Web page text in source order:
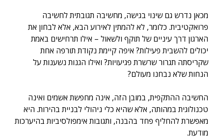
מכאן נדרש גם שינוי בגישה, מחשיבה תגובתית לחשיבה
פרואקטיבית. כלומר, לא להמתין לאירוע הבא, אלא לבחון את
הארגון דרך עיניים של תוקף ולשאול – אילו תרחישים באמת
יכולים להשבית פעילות? איפה קיימת נקודת תורפה אחת
שקריסתה תגרור שרשרת פגיעויות? ואילו הגנות נשענות על
הנחות שלא נבחנו מעולם?
החשיבה ההתקפית, במובן הזה, אינה מחפשת אשמים ואינה
טכנולוגית במהותה, אלא שהיא כלי ניהולי לבניית בהירות. היא
מאפשרת להחליף פחד בהבנה, ותגובות אימפולסיביות בהיערכות
מודעת.